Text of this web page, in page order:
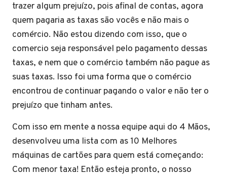
trazer algum prejuízo, pois afinal de contas, agora
quem pagaria as taxas são vocês e não mais o
comércio. Não estou dizendo com isso, que o
comercio seja responsável pelo pagamento dessas
taxas, e nem que o comércio também não pague as
suas taxas. Isso foi uma forma que o comércio
encontrou de continuar pagando o valor e não ter o
prejuízo que tinham antes.
Com isso em mente a nossa equipe aqui do 4 Mãos,
desenvolveu uma lista com as 10 Melhores
máquinas de cartões para quem está começando:
Com menor taxa! Então esteja pronto, o nosso